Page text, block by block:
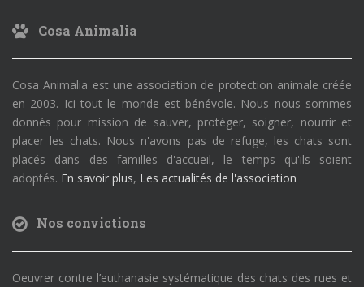
Cosa Animalia
Cosa Animalia est une association de protection animale créée
en 2003. Ici tout le monde est bénévole. Nous nous sommes
donnés pour mission de sauver, protéger, soigner, nourrir et
placer les chats. Nous n'avons pas de refuge, les chats sont
placés dans des familles d'accueil, le temps qu'ils soient
adoptés. En savoir plus, Les actualités de l'association
Nos convictions
Oeuvrer contre l’euthanasie systématique des chats des rues et